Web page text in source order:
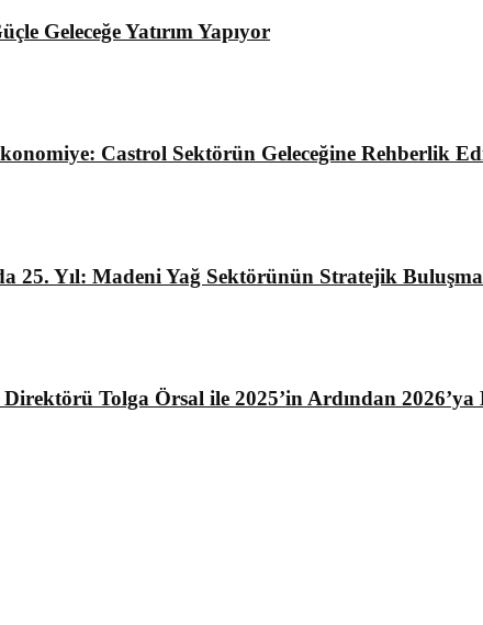
Geleceğe Yatırım Yapıyor
Castrol Sektörün Geleceğine Rehberlik
25. Yıl: Madeni Yağ Sektörünün Stratejik Buluşma
Tolga Örsal ile 2025’in Ardından 2026’ya